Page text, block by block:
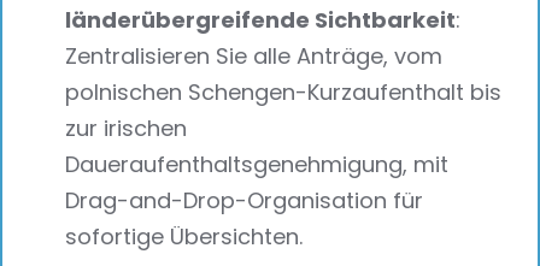
länderübergreifende Sichtbarkeit:
Zentralisieren Sie alle Anträge, vom
polnischen Schengen-Kurzaufenthalt bis
zur irischen
Daueraufenthaltsgenehmigung, mit
Drag-and-Drop-Organisation für
sofortige Übersichten.